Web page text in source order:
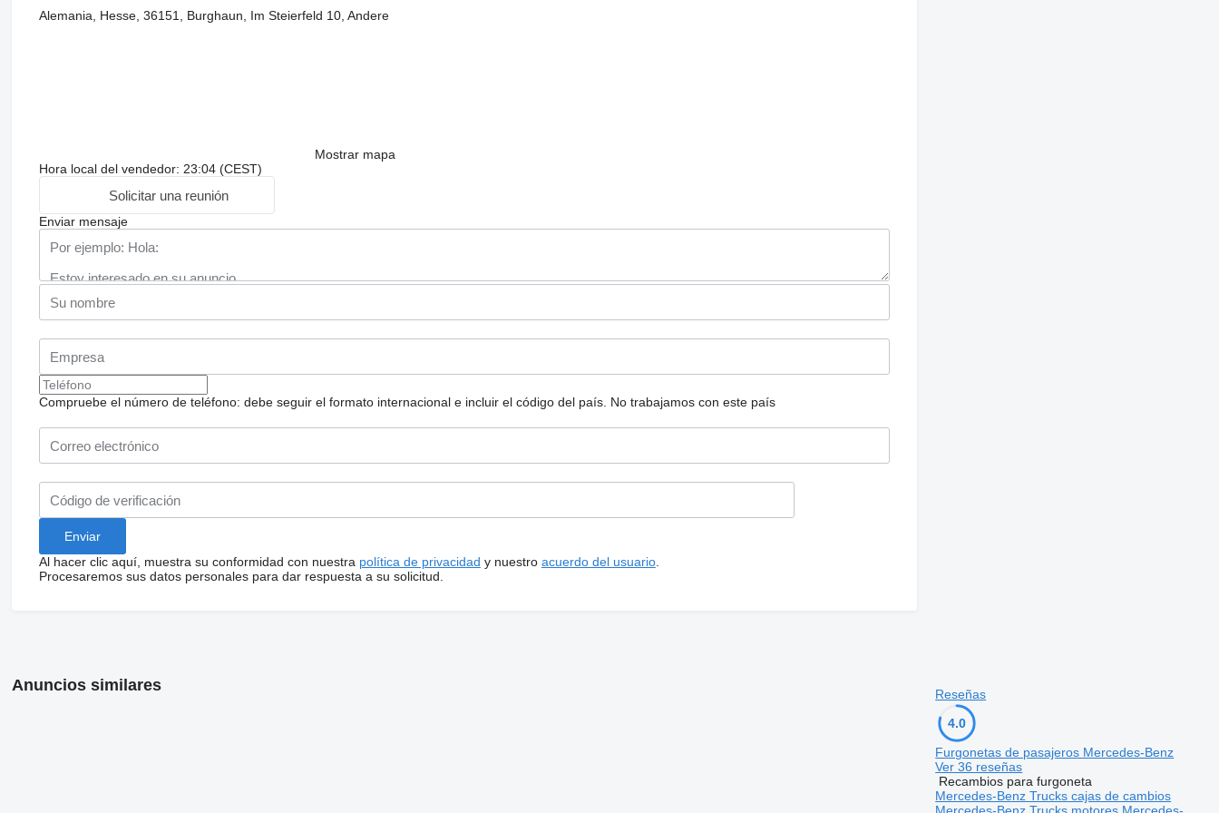
Alemania, Hesse, 36151, Burghaun, Im Steierfeld 10, Andere
Mostrar mapa
Hora local del vendedor: 23:04 (CEST)
Solicitar una reunión
Enviar mensaje
Compruebe el número de teléfono: debe seguir el formato internacional e incluir el código del país. No trabajamos con este país
Al hacer clic aquí, muestra su conformidad con nuestra política de privacidad y nuestro acuerdo del usuario.
Procesaremos sus datos personales para dar respuesta a su solicitud.
Anuncios similares
Reseñas
4.0
Furgonetas de pasajeros Mercedes-Benz
Ver 36 reseñas
Recambios para furgoneta
Mercedes-Benz Trucks cajas de cambios